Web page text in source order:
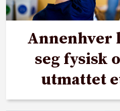
seg fysisk
utmattet